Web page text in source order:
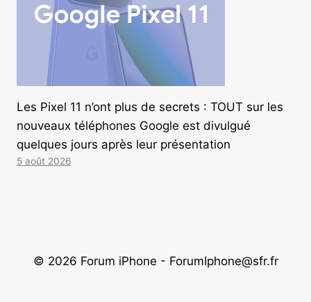
Les Pixel 11 n’ont plus de secrets : TOUT sur les
nouveaux téléphones Google est divulgué
quelques jours après leur présentation
5 août 2026
© 2026 Forum iPhone - ForumIphone@sfr.fr